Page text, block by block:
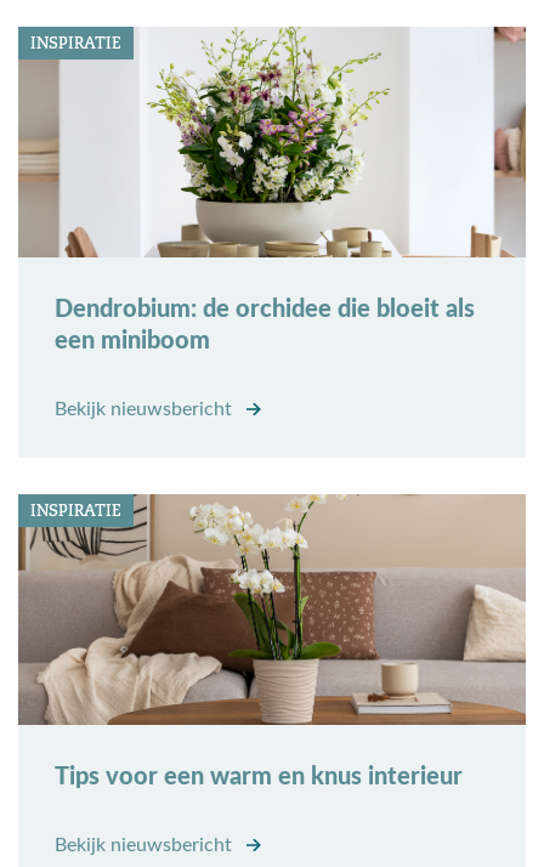
INSPIRATIE
Dendrobium: de orchidee die bloeit als
een miniboom
Bekijk nieuwsbericht
INSPIRATIE
Tips voor een warm en knus interieur
Bekijk nieuwsbericht